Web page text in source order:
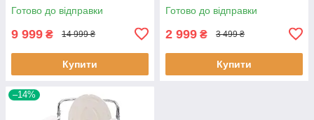
Готово до відправки
9 999 ₴ 14 999 ₴
Купити
Готово до відправки
2 999 ₴ 3 499 ₴
Купити
–14%